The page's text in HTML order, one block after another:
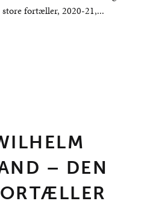
fortæller, 2020-21,...
– DEN